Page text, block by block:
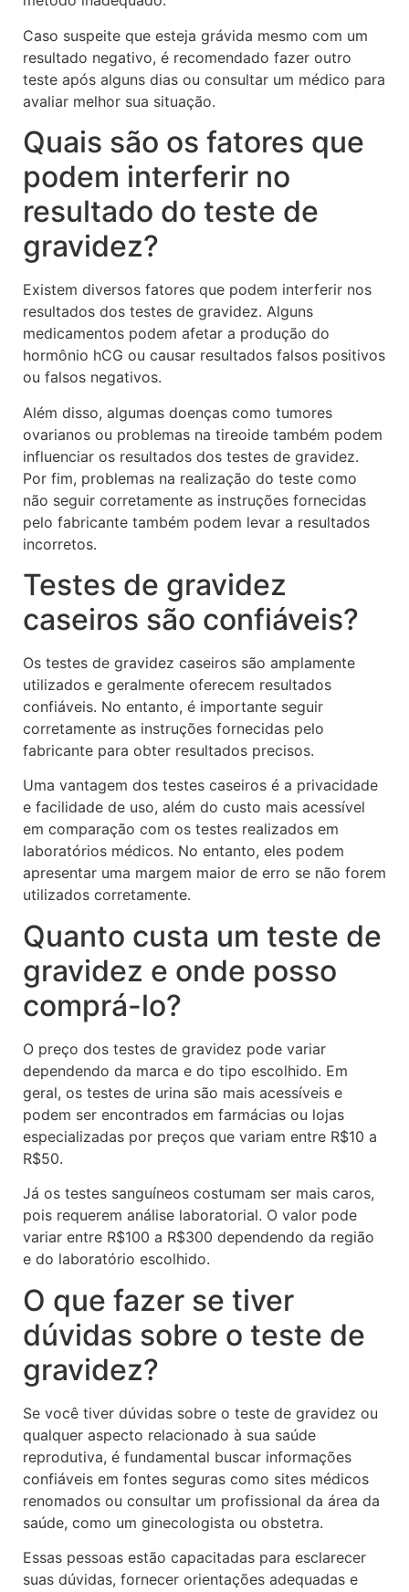
Caso suspeite que esteja grávida mesmo com um
resultado negativo, é recomendado fazer outro
teste após alguns dias ou consultar um médico para
avaliar melhor sua situação.
Quais são os fatores que
podem interferir no
resultado do teste de
gravidez?
Existem diversos fatores que podem interferir nos
resultados dos testes de gravidez. Alguns
medicamentos podem afetar a produção do
hormônio hCG ou causar resultados falsos positivos
ou falsos negativos.
Além disso, algumas doenças como tumores
ovarianos ou problemas na tireoide também podem
influenciar os resultados dos testes de gravidez.
Por fim, problemas na realização do teste como
não seguir corretamente as instruções fornecidas
pelo fabricante também podem levar a resultados
incorretos.
Testes de gravidez
caseiros são confiáveis?
Os testes de gravidez caseiros são amplamente
utilizados e geralmente oferecem resultados
confiáveis. No entanto, é importante seguir
corretamente as instruções fornecidas pelo
fabricante para obter resultados precisos.
Uma vantagem dos testes caseiros é a privacidade
e facilidade de uso, além do custo mais acessível
em comparação com os testes realizados em
laboratórios médicos. No entanto, eles podem
apresentar uma margem maior de erro se não forem
utilizados corretamente.
Quanto custa um teste de
gravidez e onde posso
comprá-lo?
O preço dos testes de gravidez pode variar
dependendo da marca e do tipo escolhido. Em
geral, os testes de urina são mais acessíveis e
podem ser encontrados em farmácias ou lojas
especializadas por preços que variam entre R$10 a
R$50.
Já os testes sanguíneos costumam ser mais caros,
pois requerem análise laboratorial. O valor pode
variar entre R$100 a R$300 dependendo da região
e do laboratório escolhido.
O que fazer se tiver
dúvidas sobre o teste de
gravidez?
Se você tiver dúvidas sobre o teste de gravidez ou
qualquer aspecto relacionado à sua saúde
reprodutiva, é fundamental buscar informações
confiáveis em fontes seguras como sites médicos
renomados ou consultar um profissional da área da
saúde, como um ginecologista ou obstetra.
Essas pessoas estão capacitadas para esclarecer
suas dúvidas, fornecer orientações adequadas e